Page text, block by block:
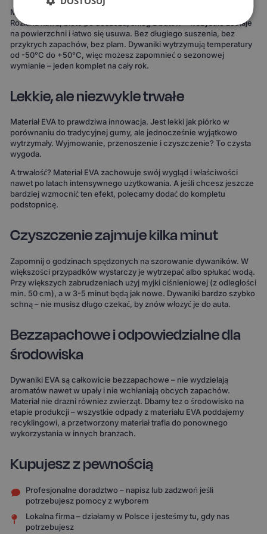
Materiał EVA to gwarancja, że żaden płyn nie wsiąknie w dywanik.
Rozlana kawa, błoto po deszczu, śnieg z butów – wszystko zostaje
na powierzchni i łatwo się usuwa. Bez długiego suszenia, bez
przykrych zapachów, bez plam. Dywaniki wytrzymują temperatury
od -50°C do +50°C, więc możesz zapomnieć o sezonowej
wymianie – jeden komplet na cały rok.
Lekkie, ale niezwykle trwałe
Materiał EVA to prawdziwa innowacja. Jest lekki jak piórko w
porównaniu do tradycyjnej gumy, ale jednocześnie wyjątkowo
wytrzymały. Wyjmowanie, przenoszenie i czyszczenie? To czysta
wygoda.
A trwałość? Materiał EVA zachowuje swój wygląd i właściwości
nawet po latach intensywnego użytkowania. A jeśli chcesz jeszcze
bardziej wzmocnić ten efekt, polecamy dodać do kompletu
podstopnicę.
Czyszczenie zajmuje kilka minut
Zapomnij o godzinach spędzonych na szorowanie dywaników. W
większości przypadków wystarczy je wytrzepać albo spłukać wodą.
Przy większych zabrudzeniach użyj myjki ciśnieniowej (z odległości
min. 50 cm), a w 3-5 minut będą jak nowe. Dywaniki bardzo szybko
schną – nie musisz długo czekać, by znów włożyć je do auta.
Bezzapachowe i odpowiedzialne dla
środowiska
Dywaniki EVA są całkowicie bezzapachowe – nie wydzielają
aromatów nawet w upały i nie wchłaniają obcych zapachów.
Materiał nie drażni również zwierząt. Dbamy też o środowisko na
etapie produkcji – wszystkie odpady z materiału EVA poddajemy
recyklingowi, a przetworzony materiał trafia do ponownego
wykorzystania w innych branżach.
Kupujesz z pewnością
Profesjonalne doradztwo – napisz lub zadzwoń jeśli
potrzebujesz pomocy z wyborem
Lokalna firma – działamy w Polsce i jesteśmy tu, gdy nas
potrzebujesz